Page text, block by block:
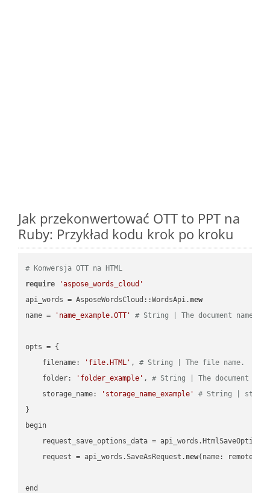
Jak przekonwertować OTT to PPT na
Ruby: Przykład kodu krok po kroku
# Konwersja OTT na HTML
require
'aspose_words_cloud'
api_words = AsposeWordsCloud::WordsApi. new
name =
'name_example.OTT' # String | The document name.
opts = {
    filename:
'file.HTML' , # String | The file name.
    folder:
'folder_example' , # String | The document
    storage_name:
'storage_name_example'
# String |
}
begin
request_save_options_data =
    request = api_words.SaveAsRequest.
new(name:
end